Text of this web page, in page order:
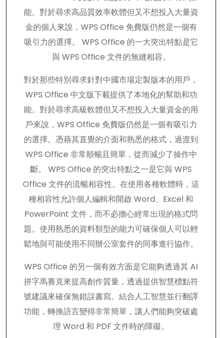
能。對於尋求高品質效率軟體但又不想投入大量資
金的個人來說，WPS Office 免費版仍然是一個有
吸引力的選擇。 WPS Office 的一大突出特點是它
與 WPS Office 文件的無縫相容。
對於那些特別尋求針對中國市場定製版本的用戶，
WPS Office 中文版下載提供了本地化的幫助和功
能。對於尋求高級軟體但又不想投入大量資金的用
戶來說，WPS Office 免費版仍然是一個有吸引力
的選擇。憑藉其直覺的介面和熟悉的格式，過渡到
WPS Office 非常順暢且簡單，從而減少了操作中
斷。 WPS Office 的突出特點之一是它與 WPS
Office 文件的流暢相容性。在使用各種軟體時，這
種相容性允許個人編輯和開啟 Word、Excel 和
PowerPoint 文件，而不必擔心經常出現的格式問
題。使用熟悉的資料類型的能力可確保個人可以輕
鬆地與可能使用不同辦公室套件的同事進行協作。
WPS Office 的另一個有效方面是它能夠透過其 AI
拼字馬賽克來提高創作質量，透過提供智慧標點符
號建議來確保無錯誤書寫。結合人工智慧並行翻譯
功能，轉換語言變得非常簡單，讓人們能夠突破處
理 Word 和 PDF 文件時的障礙。